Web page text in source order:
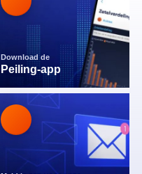
Download de
Peiling-app